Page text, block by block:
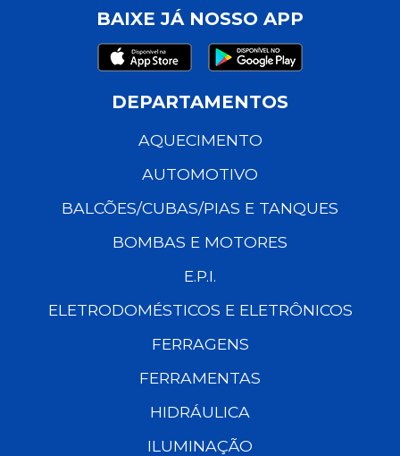
BAIXE JÁ NOSSO APP
DEPARTAMENTOS
AQUECIMENTO
AUTOMOTIVO
BALCÕES/CUBAS/PIAS E TANQUES
BOMBAS E MOTORES
E.P.I.
ELETRODOMÉSTICOS E ELETRÔNICOS
FERRAGENS
FERRAMENTAS
HIDRÁULICA
ILUMINAÇÃO